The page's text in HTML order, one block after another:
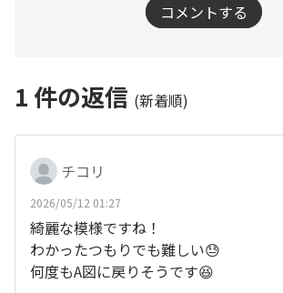
コメントする
1 件の返信 (新着順)
チコリ
2026/05/12 01:27
綺麗な模様ですね！
わかったつもりでも難しい😓
何度もA図に戻りそうです😆